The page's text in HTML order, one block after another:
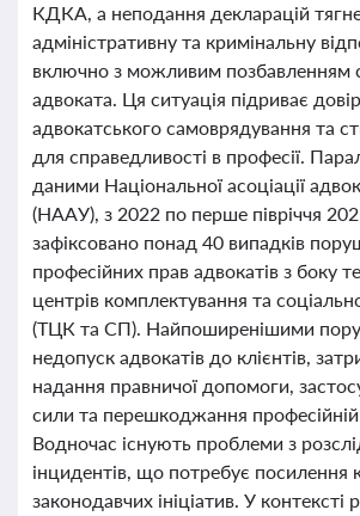
КДКА, а неподання декларацій
адміністративну та кримінальну
включно з можливим позбавленням
адвоката. Ця ситуація підриває
адвокатського самоврядування та
для справедливості в професії.
даними Національної асоціації
(НААУ), з 2022 по перше півріччя
зафіксовано понад 40 випадків
професійних прав адвокатів з боку
центрів комплектування та
(ТЦК та СП). Найпоширенішими
недопуск адвокатів до клієнтів,
надання правничої допомоги,
сили та перешкоджання професійній
Водночас існують проблеми з
інцидентів, що потребує посилення
законодавчих ініціатив. У контексті